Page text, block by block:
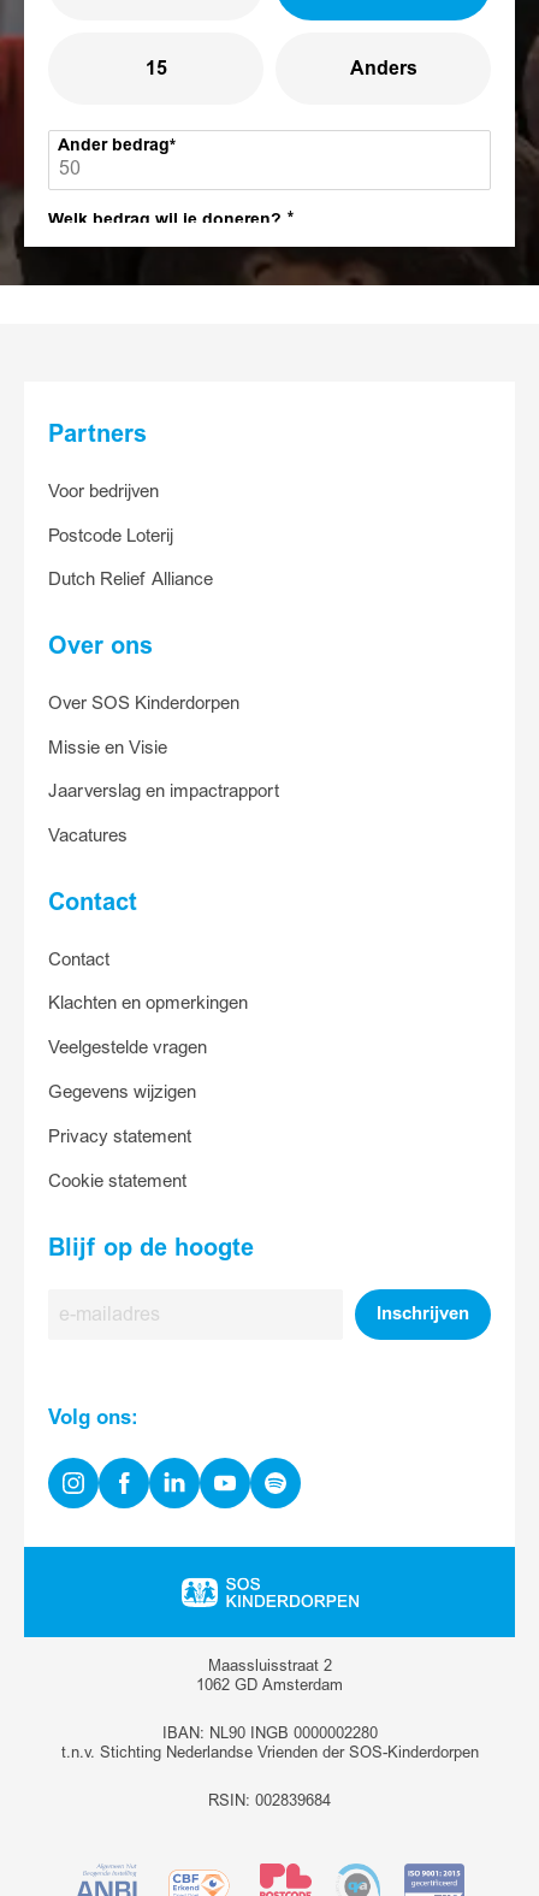
15 Anders
Ander bedrag
Welk bedrag wil je doneren?
30 15
Ander bedrag
Partners
Voor bedrijven
Postcode Loterij
Dutch Relief Alliance
Over ons
Over SOS Kinderdorpen
Missie en Visie
Jaarverslag en impactrapport
Vacatures
Contact
Contact
Klachten en opmerkingen
Veelgestelde vragen
Gegevens wijzigen
Privacy statement
Cookie statement
Blijf op de hoogte
E-
Inschrijven
Volg ons:
InstagramFacebookLinkedinYoutubeSpotify
Ga
naar
homepage
Maassluisstraat 2
1062 GD Amsterdam
IBAN: NL90 INGB 0000002280
t.n.v. Stichting Nederlandse Vrienden der SOS-Kinderdorpen
RSIN: 002839684